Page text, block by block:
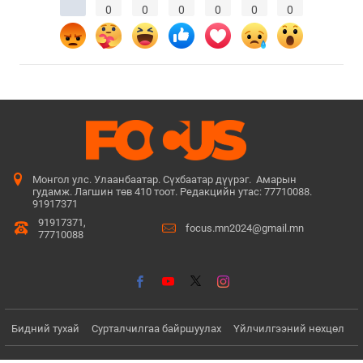
0 0 0 0 0 0
Монгол улс. Улаанбаатар. Сүхбаатар дүүрэг. Амарын
гудамж. Лагшин төв 410 тоот. Редакцийн утас: 77710088.
91917371
91917371,
77710088
focus.mn2024@gmail.mn
Бидний тухай Сурталчилгаа байршуулах Үйлчилгээний нөхцөл